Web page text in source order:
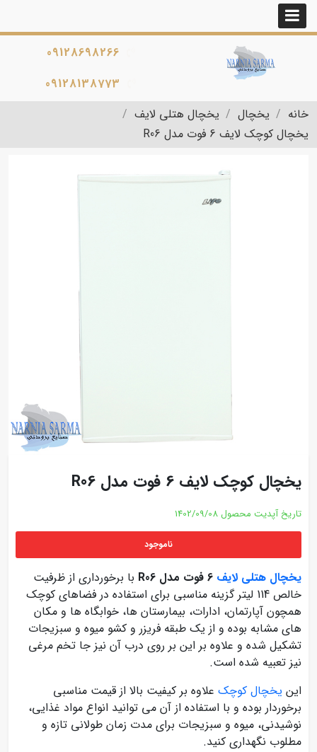
09128698266
09128138773
خانه
یخچال
یخچال هتلی لایف
یخچال کوچک لایف 6 فوت مدل R06
یخچال کوچک لایف 6 فوت مدل R06
تاریخ آپدیت محصول 1402/09/08
ناموجود
یخچال هتلی لایف
با برخورداری از ظرفیت
خالص 114 لیتر گزینه مناسبی برای استفاده در فضاهای کوچک
همچون آپارتمان، ادارات، بیمارستان ها، خوابگاه ها و مکان
های مشابه بوده و از یک طبقه فریزر و کشو میوه و سبزیجات
تشکیل شده و علاوه بر این بر روی درب آن نیز جا تخم مرغی
نیز تعبیه شده است.
این یخچال کوچک علاوه بر کیفیت بالا از قیمت مناسبی
برخوردار بوده و با استفاده از آن می توانید انواع مواد غذایی،
نوشیدنی، میوه و سبزیجات برای مدت زمان طولانی تازه و
مطلوب نگهداری کنید.